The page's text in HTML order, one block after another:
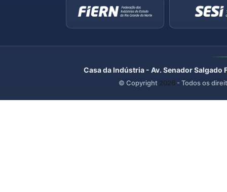
Casa da Indústria - Av. Senador
© Copyright 2026 - Todos os